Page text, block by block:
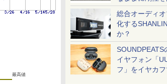
総合オーディ
化する
か？
SOUNDPEATS
イヤフォン「
フ」をイヤカ
最高値